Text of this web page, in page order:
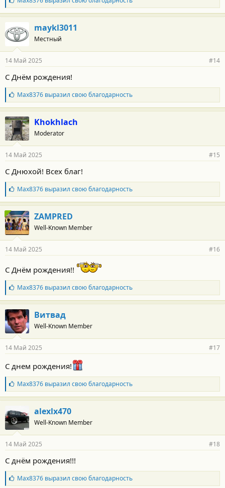
:л
а
о
д
а
н
с
т
и
:
maykl3011
Местный
14 Май 2025 #14
С Днём рождения!
Б
л
а
г
о
д
а
н
с
т
и
:
Max8376выразил свою благодарность
Khokhlach
Moderator
14 Май 2025 #15
С Днюхой! Всех благ!
Б
л
а
г
о
д
а
н
с
т
и
:
Max8376выразил свою благодарность
ZAMPRED
Well-Known Member
14 Май 2025 #16
С Днём рождения!!
Б
л
а
г
о
д
а
н
с
т
и
:
Max8376выразил свою благодарность
Витвад
Well-Known Member
14 Май 2025 #17
С днем рождения!
Б
л
а
о
д
а
н
с
т
и
Max8376выразил свою благодарность
alexlx470
Well-Known Member
14 Май 2025 #18
С днём рождения!!!
Б
л
Max8376выразил свою благодарность